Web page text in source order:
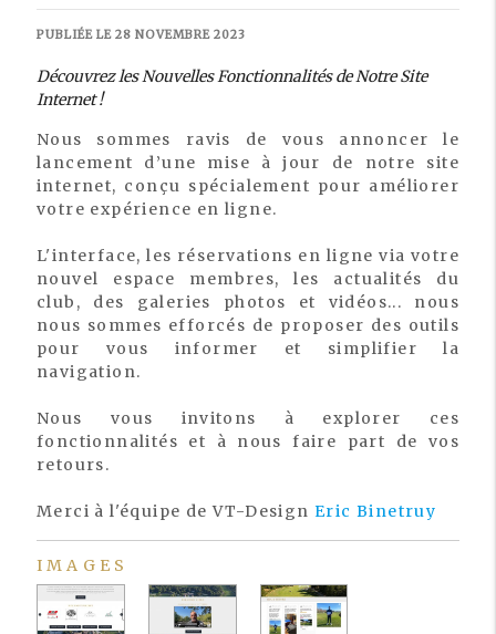
PUBLIÉE LE 28 NOVEMBRE 2023
Découvrez les Nouvelles Fonctionnalités de Notre Site
Internet !
Nous sommes ravis de vous annoncer le
lancement d’une mise à jour de notre site
internet, conçu spécialement pour améliorer
votre expérience en ligne.
L'interface, les réservations en ligne via votre
nouvel espace membres, les actualités du
club, des galeries photos et vidéos... nous
nous sommes efforcés de proposer des outils
pour vous informer et simplifier la
navigation.
Nous vous invitons à explorer ces
fonctionnalités et à nous faire part de vos
retours.
Merci à l'équipe de VT-Design Eric Binetruy
IMAGES